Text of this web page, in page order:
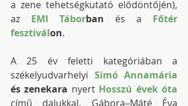
a zene tehetségkutató elődöntőjén),
az EMI Táborban és a Főtér
fesztiválon.
A 25 év feletti kategóriában a
székelyudvarhelyi Simó Annamária
és zenekara nyert Hosszú évek óta
című dalukkal. Gábora–Máté Éva